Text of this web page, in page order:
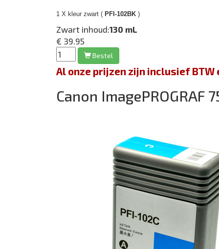
1 X kleur zwart ( PFI-102BK )
Zwart inhoud:130 mL
€ 39.95
Bestel
Al onze prijzen zijn inclusief
Canon ImagePROGRAF